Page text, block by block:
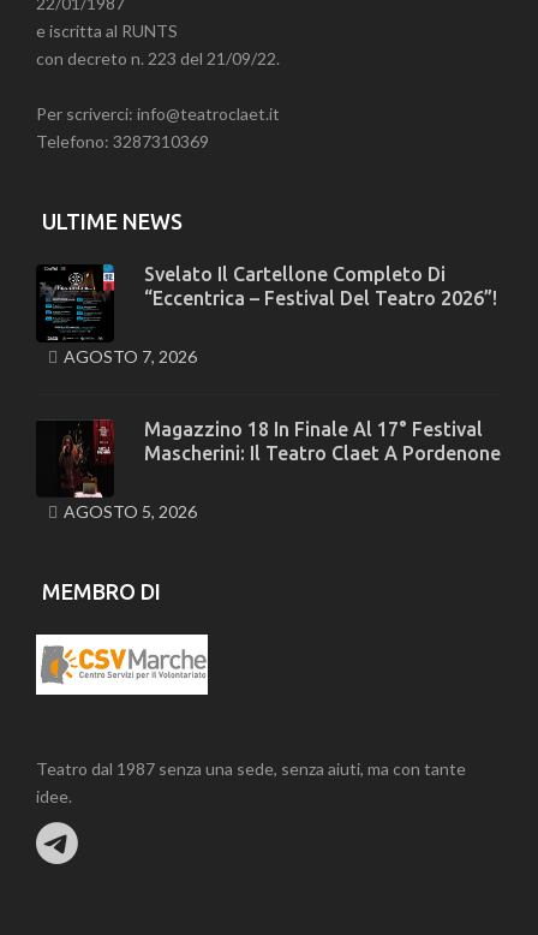
e iscritta al RUNTS
con decreto n. 223 del 21/09/22.
Per scriverci: info@teatroclaet.it
Telefono: 3287310369
ULTIME NEWS
Svelato Il Cartellone Completo Di
“Eccentrica – Festival Del Teatro 2026”!
AGOSTO 7, 2026
Magazzino 18 In Finale Al 17° Festival
Mascherini: Il Teatro Claet A Pordenone
AGOSTO 5, 2026
MEMBRO DI
Teatro dal 1987 senza una sede, senza aiuti, ma con tante
idee.